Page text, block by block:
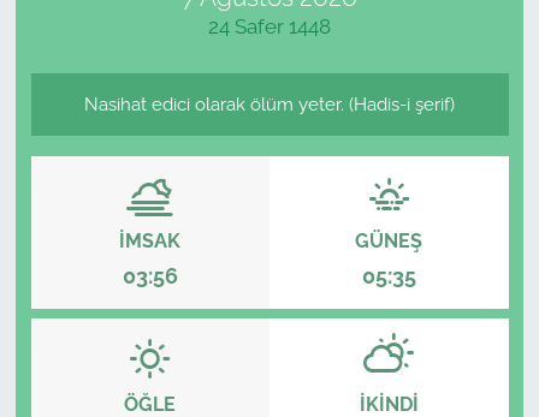
24 Safer 1448
Nasihat edici olarak ölüm yeter. (Hadis-i şerif)
İMSAK
03:56
GÜNEŞ
05:35
ÖĞLE İKINDI